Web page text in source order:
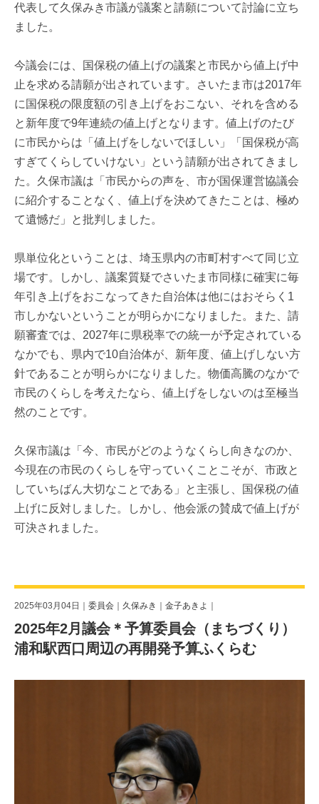
代表して久保みき市議が議案と請願について討論に立ち
ました。
今議会には、国保税の値上げの議案と市民から値上げ中
止を求める請願が出されています。さいたま市は2017年
に国保税の限度額の引き上げをおこない、それを含める
と新年度で9年連続の値上げとなります。値上げのたび
に市民からは「値上げをしないでほしい」「国保税が高
すぎてくらしていけない」という請願が出されてきまし
た。久保市議は「市民からの声を、市が国保運営協議会
に紹介することなく、値上げを決めてきたことは、極め
て遺憾だ」と批判しました。
県単位化ということは、埼玉県内の市町村すべて同じ立
場です。しかし、議案質疑でさいたま市同様に確実に毎
年引き上げをおこなってきた自治体は他にはおそらく1
市しかないということが明らかになりました。また、請
願審査では、2027年に県税率での統一が予定されている
なかでも、県内で10自治体が、新年度、値上げしない方
針であることが明らかになりました。物価高騰のなかで
市民のくらしを考えたなら、値上げをしないのは至極当
然のことです。
久保市議は「今、市民がどのようなくらし向きなのか、
今現在の市民のくらしを守っていくことこそが、市政と
していちばん大切なことである」と主張し、国保税の値
上げに反対しました。しかし、他会派の賛成で値上げが
可決されました。
2025年03月04日｜ 委員会 久保みき 金子あきよ
2025年2月議会＊予算委員会（まちづくり）
浦和駅西口周辺の再開発予算ふくらむ